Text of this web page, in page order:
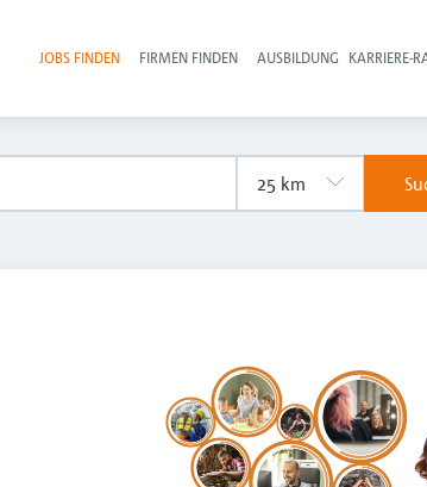
Haupt-
JOBS FINDEN FIRMEN FINDEN AUSBILDUNG KARRIERE-